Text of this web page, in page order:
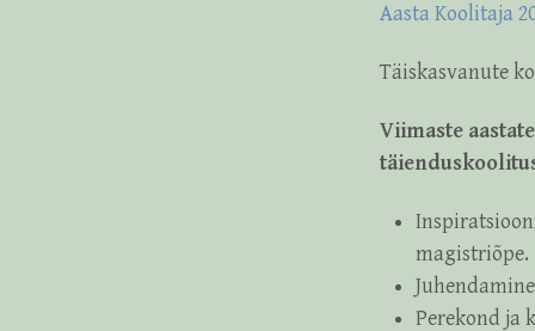
Aasta Koolitaja
Täiskasvanute
Viimaste
magistriõpe.
Perekond ja